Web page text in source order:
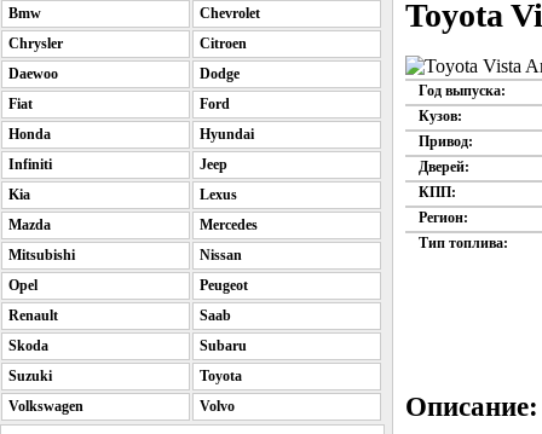
Toyota
Год выпуска:
Кузов:
Привод:
Дверей:
КПП:
Регион:
Тип топлива:
Описание:
Bmw
Chevrolet
Chrysler
Citroen
Daewoo
Dodge
Fiat
Ford
Honda
Hyundai
Infiniti
Jeep
Kia
Lexus
Mazda
Mercedes
Mitsubishi
Nissan
Opel
Peugeot
Renault
Saab
Skoda
Subaru
Suzuki
Toyota
Volkswagen
Volvo